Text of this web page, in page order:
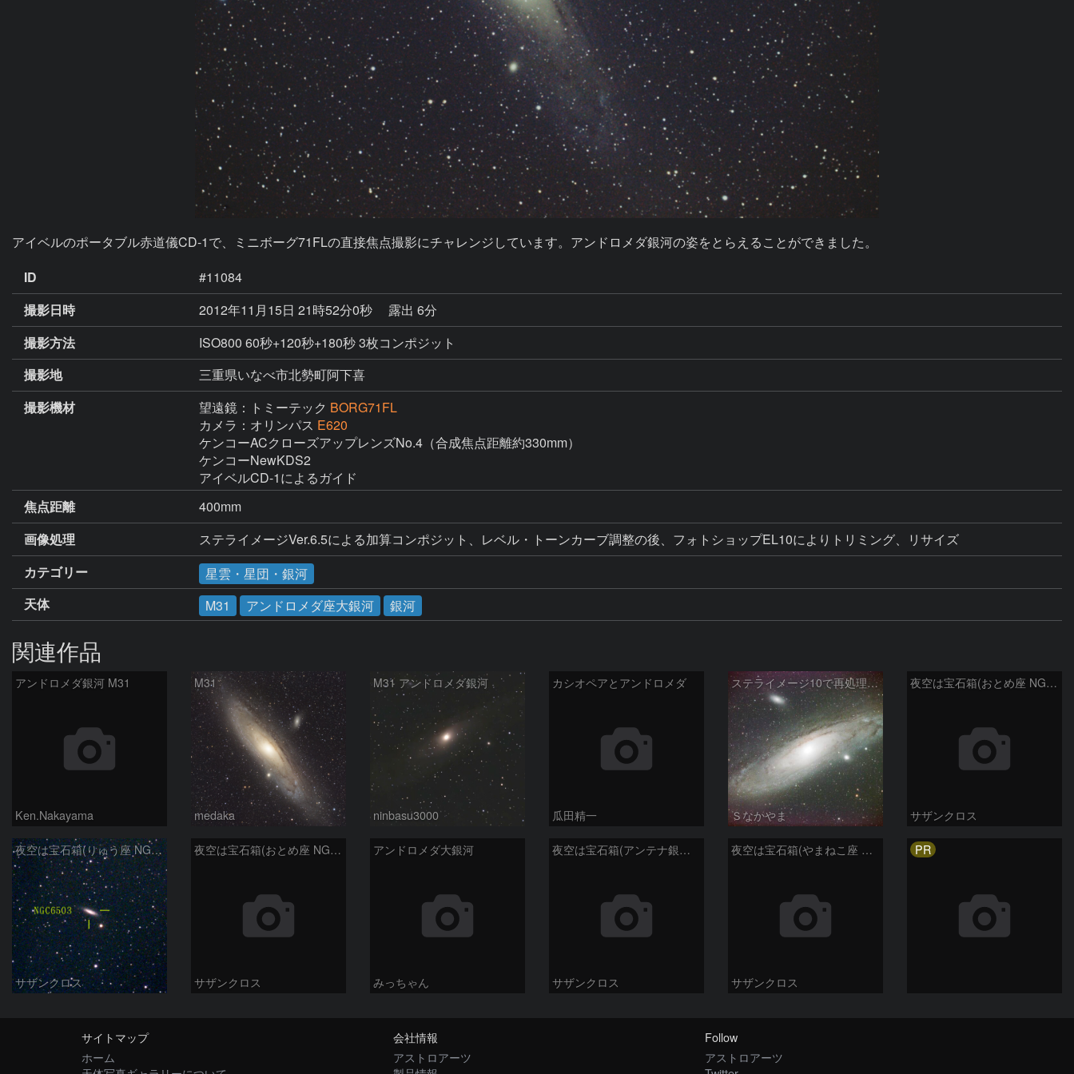
アイベルのポータブル赤道儀CD-1で、ミニボーグ71FLの直接焦点撮影にチャレンジしています。アンドロメダ銀河の姿をとらえることができました。
ID
#11084
撮影日時
2012年11月15日 21時52分0秒
露出 6分
撮影方法
ISO800 60秒+120秒+180秒 3枚コンポジット
撮影地
三重県いなべ市北勢町阿下喜
撮影機材
望遠鏡：トミーテック BORG71FL
カメラ：オリンパス E620
ケンコーACクローズアップレンズNo.4（合成焦点距離約330mm）
ケンコーNewKDS2
アイベルCD-1によるガイド
焦点距離
400mm
画像処理
ステライメージVer.6.5による加算コンポジット、レベル・トーンカーブ調整の後、フォトショップEL10によりトリミング、リサイズ
カテゴリー
星雲・星団・銀河
天体
M31 アンドロメダ座大銀河 銀河
関連作品
アンドロメダ銀河 M31
Ken.Nakayama
M31
medaka
M31 アンドロメダ銀河
ninbasu3000
カシオペアとアンドロメダ
瓜田精一
ステライメージ10で再処理したM31
Ｓなかやま
夜空は宝石箱(おとめ座 NGC5566) Seestar50
サザンクロス
夜空は宝石箱(りゅう座 NGC6503) Seestar50
サザンクロス
夜空は宝石箱(おとめ座 NGC5746) Seestar50
サザンクロス
アンドロメダ大銀河
みっちゃん
夜空は宝石箱(アンテナ銀河 NGC4038) Seestar50
サザンクロス
夜空は宝石箱(やまねこ座 NGC2683) Seestar50
サザンクロス
PR
サイトマップ
ホーム
会社情報
アストロアーツ
Follow
アストロアーツ